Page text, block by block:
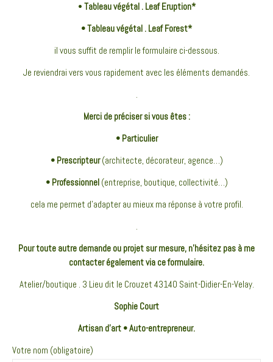
• Tableau végétal. Leaf Eruption*
•Tableau végétal . Leaf Forest*
il vous suffit de remplir le formulaire ci-dessous.
Je reviendrai vers vous rapidement avec les éléments demandés.
.
Merci de préciser si vous êtes :
• Particulier
• Prescripteur(architecte, décorateur, agence…)
• Professionnel(entreprise, boutique, collectivité…)
cela me permet d’adapter au mieux ma réponse à votre profil.
.
Pour toute autre demande ou projet sur mesure, n’hésitez pas à me
contacter également via ce formulaire.
Atelier/boutique . 3 Lieu dit le Crouzet 43140 Saint-Didier-En-Velay.
Sophie Court
Artisan d’art • Auto-entrepreneur.
Votre nom (obligatoire)